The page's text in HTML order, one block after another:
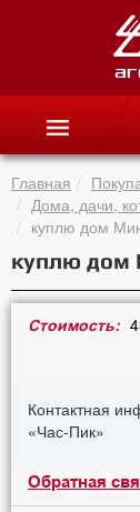
Главная
Дома, дачи,
куплю дом
куплю дом
Стоимость:
Контактная
«Час-Пик»
Обратная